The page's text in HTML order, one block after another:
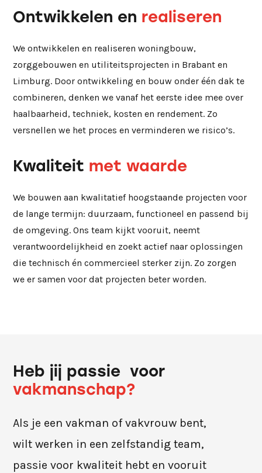
Ontwikkelen en realiseren
We ontwikkelen en realiseren woningbouw,
zorggebouwen en utiliteitsprojecten in Brabant en
Limburg. Door ontwikkeling en bouw onder één dak te
combineren, denken we vanaf het eerste idee mee over
haalbaarheid, techniek, kosten en rendement. Zo
versnellen we het proces en verminderen we risico’s.
Kwaliteit met waarde
We bouwen aan kwalitatief hoogstaande projecten voor
de lange termijn: duurzaam, functioneel en passend bij
de omgeving. Ons team kijkt vooruit, neemt
verantwoordelijkheid en zoekt actief naar oplossingen
die technisch én commercieel sterker zijn. Zo zorgen
we er samen voor dat projecten beter worden.
Heb jij passie voor
vakmanschap?
Als je een vakman of vakvrouw bent,
wilt werken in een zelfstandig team,
passie voor kwaliteit hebt en vooruit